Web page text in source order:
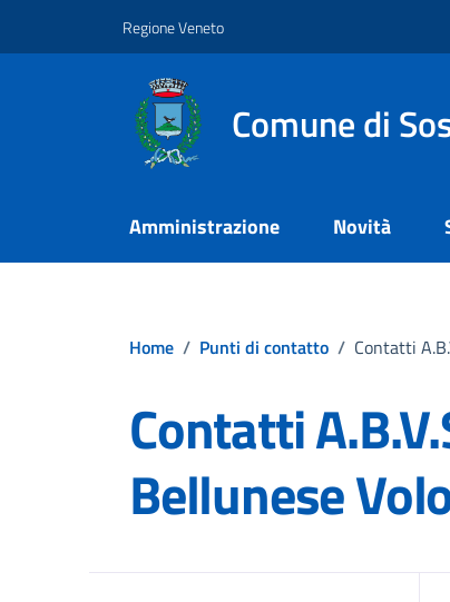
Regione Veneto
Comune di
Amministrazione Novità
Home / Punti di contatto / Contatti
Contatti
Bellunese